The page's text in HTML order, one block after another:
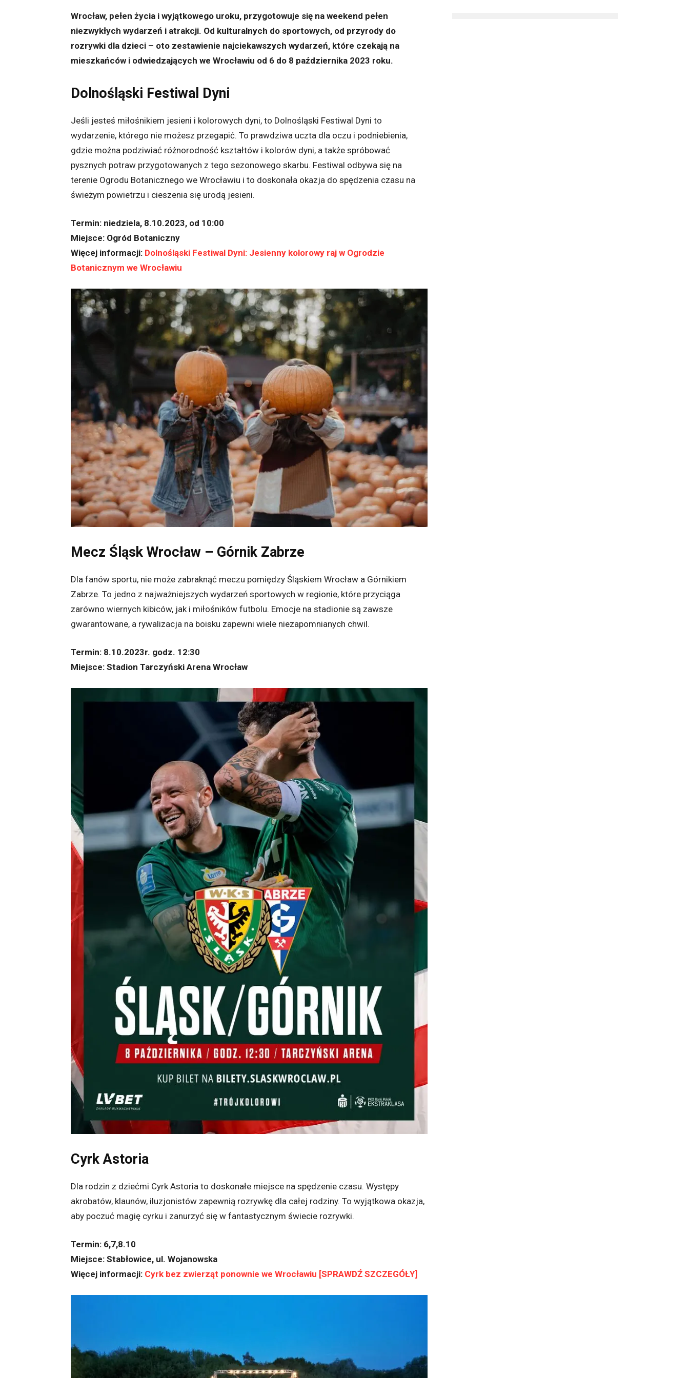
Wrocław, pełen życia i wyjątkowego uroku, przygotowuje się na weekend pełen
niezwykłych wydarzeń i atrakcji. Od kulturalnych do sportowych, od przyrody do
rozrywki dla dzieci – oto zestawienie najciekawszych wydarzeń, które czekają na
mieszkańców i odwiedzających we Wrocławiu od 6 do 8 października 2023 roku.
Dolnośląski Festiwal Dyni
Jeśli jesteś miłośnikiem jesieni i kolorowych dyni, to Dolnośląski Festiwal Dyni to
wydarzenie, którego nie możesz przegapić. To prawdziwa uczta dla oczu i podniebienia,
gdzie można podziwiać różnorodność kształtów i kolorów dyni, a także spróbować
pysznych potraw przygotowanych z tego sezonowego skarbu. Festiwal odbywa się na
terenie Ogrodu Botanicznego we Wrocławiu i to doskonała okazja do spędzenia czasu na
świeżym powietrzu i cieszenia się urodą jesieni.
Termin: niedziela, 8.10.2023, od 10:00
Miejsce: Ogród Botaniczny
Więcej informacji: Dolnośląski Festiwal Dyni: Jesienny kolorowy raj w Ogrodzie
Botanicznym we Wrocławiu
Mecz Śląsk Wrocław – Górnik Zabrze
Dla fanów sportu, nie może zabraknąć meczu pomiędzy Śląskiem Wrocław a Górnikiem
Zabrze. To jedno z najważniejszych wydarzeń sportowych w regionie, które przyciąga
zarówno wiernych kibiców, jak i miłośników futbolu. Emocje na stadionie są zawsze
gwarantowane, a rywalizacja na boisku zapewni wiele niezapomnianych chwil.
Termin: 8.10.2023r. godz. 12:30
Miejsce: Stadion Tarczyński Arena Wrocław
Cyrk Astoria
Dla rodzin z dziećmi Cyrk Astoria to doskonałe miejsce na spędzenie czasu. Występy
akrobatów, klaunów, iluzjonistów zapewnią rozrywkę dla całej rodziny. To wyjątkowa okazja,
aby poczuć magię cyrku i zanurzyć się w fantastycznym świecie rozrywki.
Termin: 6,7,8.10
Miejsce: Stabłowice, ul. Wojanowska
Więcej informacji: Cyrk bez zwierząt ponownie we Wrocławiu [SPRAWDŹ SZCZEGÓŁY]